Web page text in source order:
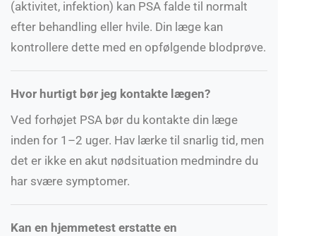
(aktivitet, infektion) kan PSA falde til normalt
efter behandling eller hvile. Din læge kan
kontrollere dette med en opfølgende blodprøve.
Hvor hurtigt bør jeg kontakte lægen?
Ved forhøjet PSA bør du kontakte din læge
inden for 1–2 uger. Hav lærke til snarlig tid, men
det er ikke en akut nødsituation medmindre du
har svære symptomer.
Kan en hjemmetest erstatte en